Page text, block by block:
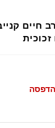
הרב חיים
הדפסה